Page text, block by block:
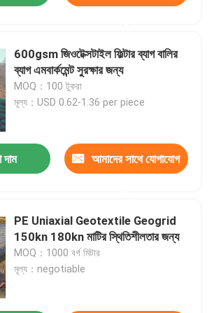
600gsm জিওটেক্সটাইল ফিল্টার ব্যাগ বালির
ব্যাগ এমবার্কমেন্ট সুরক্ষার জন্য
MOQ：100 টুকরা
মূল্য：USD 0.62-1.36 per piece
আমাদের সাথে যোগাযোগ
PE Uniaxial Geotextile Geogrid
150kn 180kn মাটির স্থিতিশীলতার জন্য
MOQ：1000 বর্গ মিটার
মূল্য：negotiable